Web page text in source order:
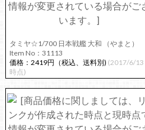
タミヤ☆1/700 日本戦艦 大和 （やまと）
Item No：31113
価格：2419円（税込、送料別) (2017/6/13
時点)